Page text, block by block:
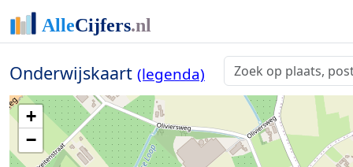
Onderwijskaart (legenda)
+
−